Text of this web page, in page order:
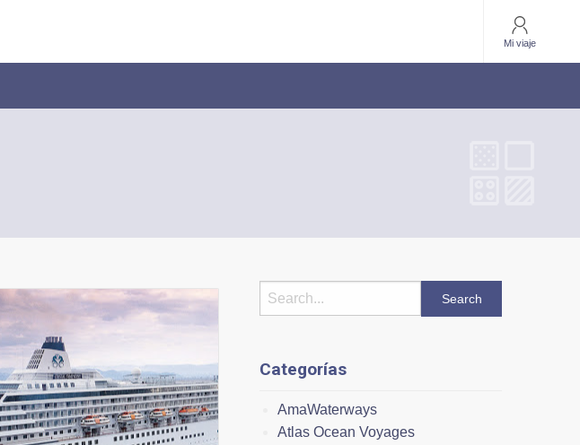
Mi viaje
Categorías
AmaWaterways
Atlas Ocean Voyages